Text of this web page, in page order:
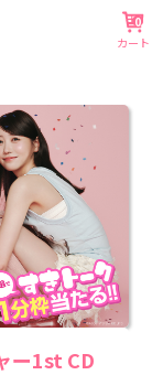
カート
0
ー1st CD